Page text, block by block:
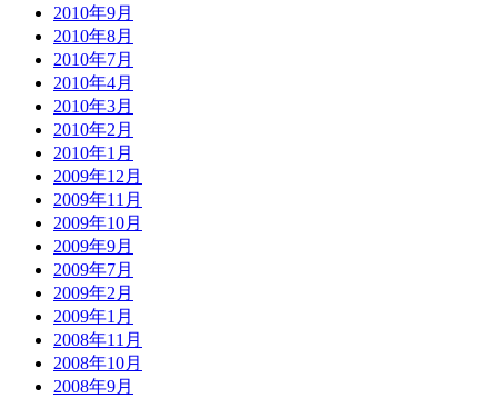
2010年9月
2010年8月
2010年7月
2010年4月
2010年3月
2010年2月
2010年1月
2009年12月
2009年11月
2009年10月
2009年9月
2009年7月
2009年2月
2009年1月
2008年11月
2008年10月
2008年9月